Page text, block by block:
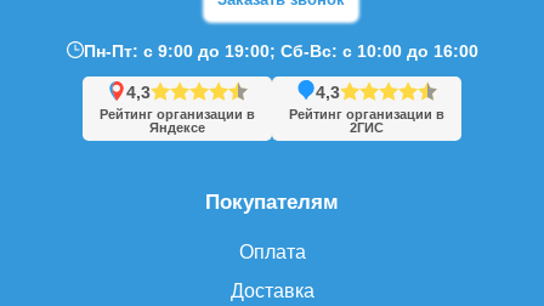
Покупателям
Оплата
Доставка
Пн-Пт: с 9:00 до 19:00; Сб-Вс: с 10:00 до 16:00
4,3
Рейтинг организации в
Яндексе
4,3
Рейтинг организации в
2ГИС